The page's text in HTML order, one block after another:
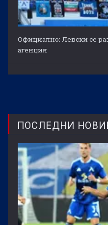
Официално: Левски се
агенция
ПОСЛЕДНИ